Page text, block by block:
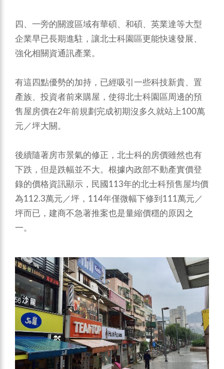
四、一旁的關渡區域有華碩、和碩、英業達等大型
企業早已長期進駐，讓北士科園區更能快速發展、
強化相關資通訊產業。
有這四點優勢的加持，已經吸引一些科技新貴、置
產族、投資者前來購屋，使得北士科園區周邊的預
售屋房價在2年前規劃完成初期沒多久就站上100萬
元／坪大關。
後續隨著房市景氣的修正，北士科的房價雖然也有
下跌，但是跌幅並不大。根據內政部不動產實價登
錄的價格資訊顯示，民國113年的北士科預售屋均價
為112.3萬元／坪，114年僅微幅下修到111萬元／
坪而已，建商不急著推案也是量縮價穩的原因之
一。